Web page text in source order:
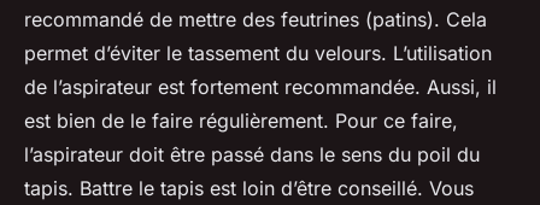
recommandé de mettre des feutrines (patins). Cela
permet d’éviter le tassement du velours. L’utilisation
de l’aspirateur est fortement recommandée. Aussi, il
est bien de le faire régulièrement. Pour ce faire,
l’aspirateur doit être passé dans le sens du poil du
tapis. Battre le tapis est loin d’être conseillé. Vous